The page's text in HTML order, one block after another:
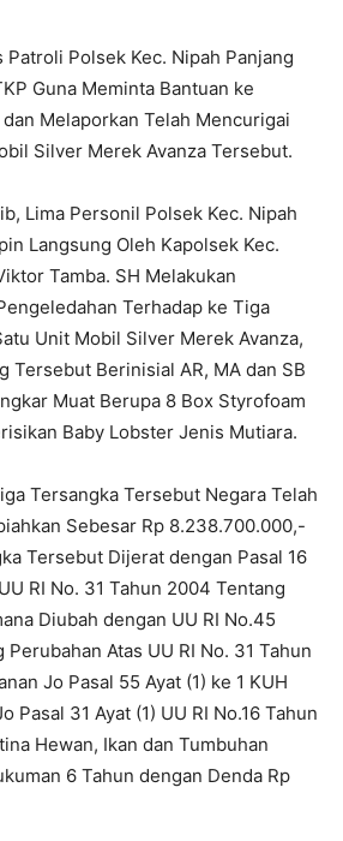
Polsek Kec. Nipah Panjang
Guna Meminta Bantuan ke
Melaporkan Telah Mencurigai
Silver Merek Avanza Tersebut.
Lima Personil Polsek Kec. Nipah
Langsung Oleh Kapolsek Kec.
Tamba. SH Melakukan
Terhadap ke Tiga
Unit Mobil Silver Merek Avanza,
Tersebut Berinisial AR, MA dan SB
Muat Berupa 8 Box Styrofoam
Baby Lobster Jenis Mutiara.
Tersangka Tersebut Negara Telah
Sebesar Rp 8.238.700.000,-
Tersebut Dijerat dengan Pasal 16
RI No. 31 Tahun 2004 Tentang
Diubah dengan UU RI No.45
Atas UU RI No. 31 Tahun
Jo Pasal 55 Ayat (1) ke 1 KUH
Pasal 31 Ayat (1) UU RI No.16 Tahun
Hewan, Ikan dan Tumbuhan
6 Tahun dengan Denda Rp